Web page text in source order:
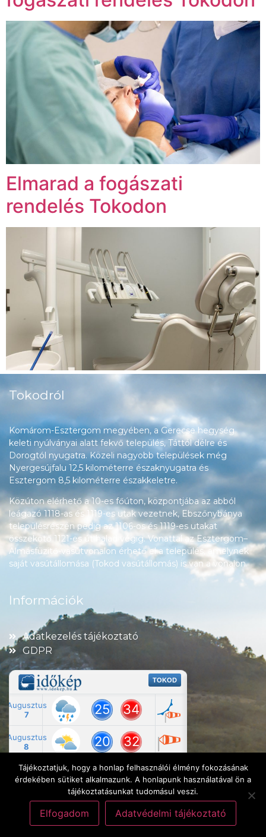
Elmarad a fogászati
rendelés Tokodon
Tokodról
Komárom-Esztergom megyében, a Gerecse hegység
keleti nyúlványai alatt fekvő település, Táttól délre és
Dorogtól nyugatra. Közeli nagyobb települések még
Nyergesújfalu 12,5 kilométerre északnyugatra és
Esztergom 8,5 kilométerre északkeletre.
Közúton elérhető a 10-es főúton, központjába az abból
leágazó 1118-as és 1119-es utak vezetnek, Ebszőnybánya
településrészén pedig az 1106-os és 1119-es utakat
összekötő 1121-es út halad végig. Vonattal az Esztergom–
Almásfüzitő-vasútvonalon érhető el a település, amelynek
saját vasútállomása (Tokod vasútállomás) is van a vonalon.
Információk
Adatkezelés tájékoztató
GDPR
Tájékoztatjuk, hogy a honlap felhasználói élmény fokozásának
érdekében sütiket alkalmazunk. A honlapunk használatával ön a
tájékoztatásunkat tudomásul veszi.
Elfogadom Adatvédelmi tájékoztató